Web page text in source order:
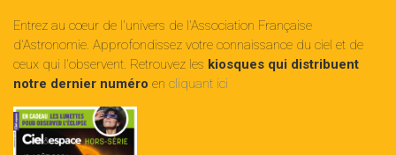
Entrez au cœur de l'univers de l'Association Française
d'Astronomie. Approfondissez votre connaissance du ciel et de
ceux qui l'observent. Retrouvez les kiosques qui distribuent
notre dernier numéro en cliquant ici